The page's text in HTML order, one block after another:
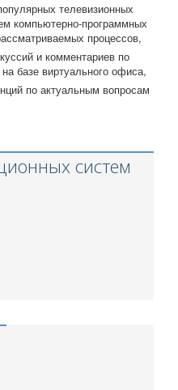
телевизионных
компьютерно-программных
процессов,
и комментариев по
базе виртуального офиса,
по актуальным вопросам
систем